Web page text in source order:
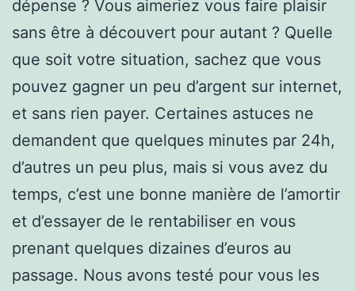
dépense ? Vous aimeriez vous faire plaisir
sans être à découvert pour autant ? Quelle
que soit votre situation, sachez que vous
pouvez gagner un peu d’argent sur internet,
et sans rien payer. Certaines astuces ne
demandent que quelques minutes par 24h,
d’autres un peu plus, mais si vous avez du
temps, c’est une bonne manière de l’amortir
et d’essayer de le rentabiliser en vous
prenant quelques dizaines d’euros au
passage. Nous avons testé pour vous les